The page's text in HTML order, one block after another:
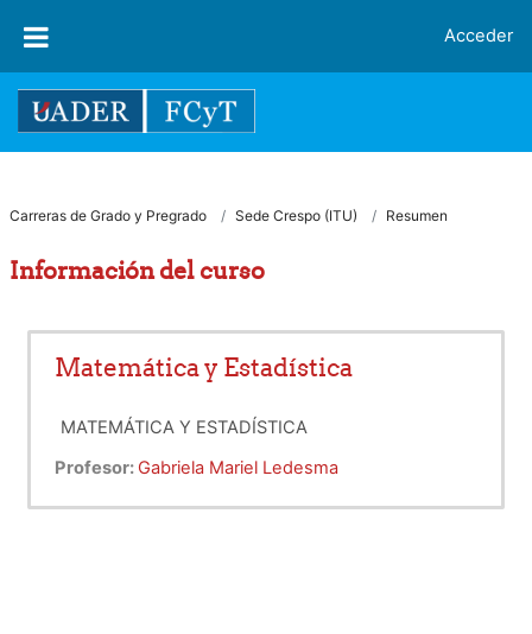
Acceder
Carreras de Grado y Pregrado Sede Crespo (ITU) Resumen
Información del curso
Matemática y Estadística
MATEMÁTICA Y ESTADÍSTICA
Profesor: Gabriela Mariel Ledesma